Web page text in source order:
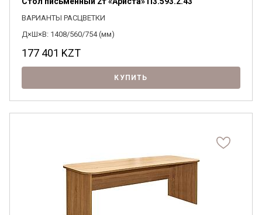
ВАРИАНТЫ РАСЦВЕТКИ
Д×Ш×В: 1408/560/754 (мм)
177 401 KZT
КУПИТЬ